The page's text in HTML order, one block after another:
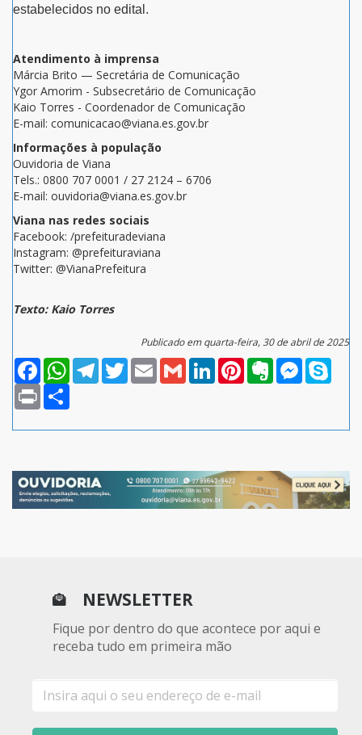
estabelecidos no edital.
Atendimento à imprensa
Márcia Brito — Secretária de Comunicação
Ygor Amorim - Subsecretário de Comunicação
Kaio Torres - Coordenador de Comunicação
E-mail: comunicacao@viana.es.gov.br
Informações à população
Ouvidoria de Viana
Tels.: 0800 707 0001 / 27 2124 – 6706
E-mail: ouvidoria@viana.es.gov.br
Viana nas redes sociais
Facebook: /prefeituradeviana
Instagram: @prefeituraviana
Twitter: @VianaPrefeitura
Texto: Kaio Torres
Publicado em quarta-feira, 30 de abril de 2025
FacebookWhatsAppTelegramTwitterEmail Gmail LinkedInPinterestEvernoteMessenger
Print
NEWSLETTER
Fique por dentro do que acontece por aqui e
receba tudo em primeira mão
mail